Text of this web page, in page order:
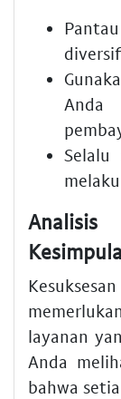
Selalu
layanan
Anda
bahwa